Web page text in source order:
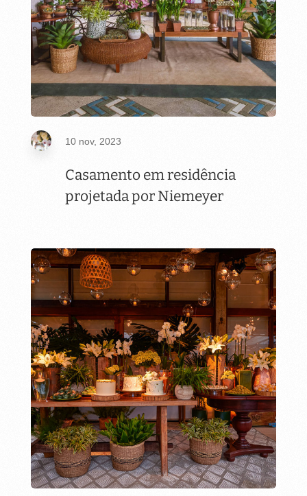
10 nov, 2023
Casamento em residência
projetada por Niemeyer